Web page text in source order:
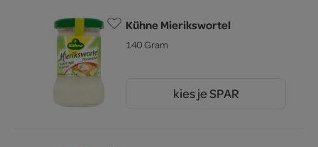
Kühne Mierikswortel
140 Gram
kies je SPAR